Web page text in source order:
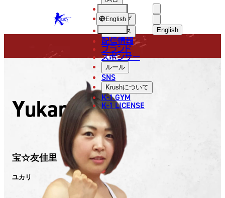
KRUSH English
ショップ
ニュース
配信情報
ブランド
スポンサー
ルール
SNS
Krushについて
K-1 GYM
K-1 LICENSE
English
FIGHTER
選手
Yukari
宝☆友佳里
ユカリ